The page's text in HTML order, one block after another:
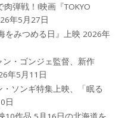
弾戦！!映画『TOKYO
年5月27日
をみつめる日』上映 2026年
・ゴンジェ監督、新作
年5月11日
ソンギ特集上映、「眠る
日